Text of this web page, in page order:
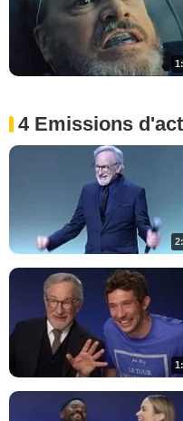
4 Emissions